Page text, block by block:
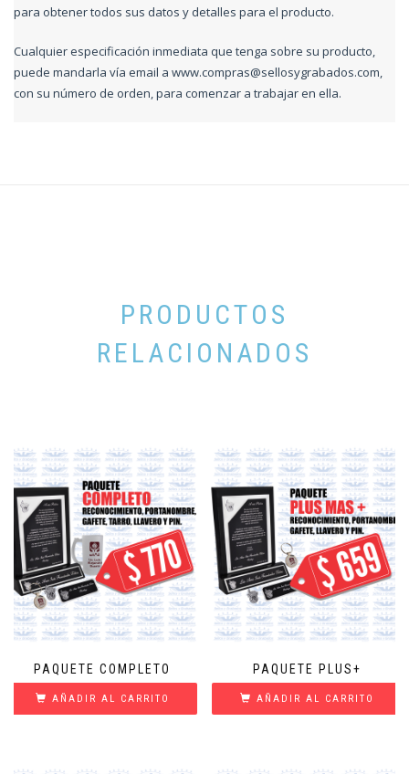
para obtener todos sus datos y detalles para el producto.
Cualquier especificación inmediata que tenga sobre su producto,
puede mandarla vía email a www.compras@sellosygrabados.com,
con su número de orden, para comenzar a trabajar en ella.
PRODUCTOS
RELACIONADOS
PAQUETE COMPLETO
AÑADIR AL CARRITO
PAQUETE PLUS+
AÑADIR AL CARRITO